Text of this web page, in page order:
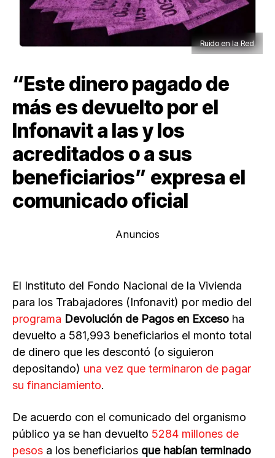
Ruido en la Red
“Este dinero pagado de
más es devuelto por el
Infonavit a las y los
acreditados o a sus
beneficiarios” expresa el
comunicado oficial
Anuncios
El Instituto del Fondo Nacional de la Vivienda
para los Trabajadores (Infonavit) por medio del
programa Devolución de Pagos en Exceso ha
devuelto a 581,993 beneficiarios el monto total
de dinero que les descontó (o siguieron
depositando) una vez que terminaron de pagar
su financiamiento.
De acuerdo con el comunicado del organismo
público ya se han devuelto 5284 millones de
pesos a los beneficiarios que habían terminado